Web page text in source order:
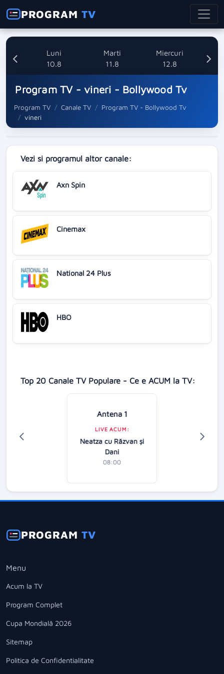
PROGRAMTV
Luni
10.8
Marti
11.8
Miercuri
12.8
Program TV - vineri - Bollywood Tv
Program TV Canale TV
Program TV - Bollywood Tv
vineri
Vezi si programul altor canale:
Axn Spin
Cinemax
National 24 Plus
HBO
Top 20 Canale TV Populare - Ce e ACUM la TV:
Antena 1
LIVE ACUM:
Neatza cu Răzvan şi
Dani
08:00
PROGRAMTV
Menu
Acum la TV
Program Complet
Cupa Mondială 2026
Sitemap
Politica de Confidentialitate